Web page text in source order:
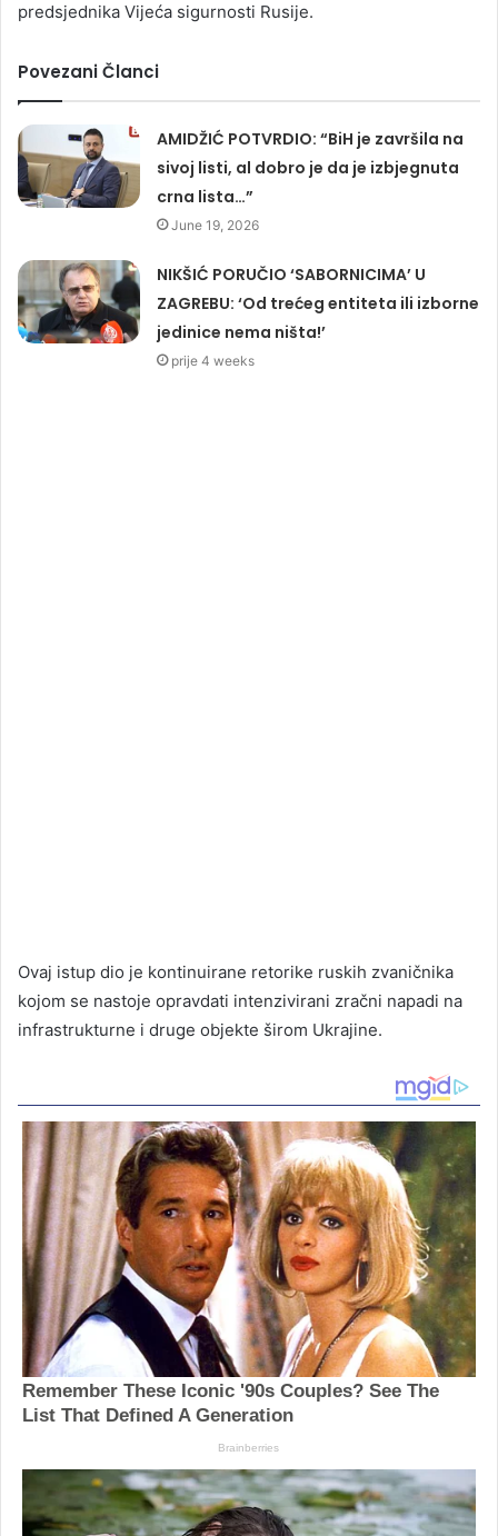
predsjednika Vijeća sigurnosti Rusije.
Povezani Članci
AMIDŽIĆ POTVRDIO: “BiH je završila na
sivoj listi, al dobro je da je izbjegnuta
crna lista…”
June 19, 2026
NIKŠIĆ PORUČIO ‘SABORNICIMA’ U
ZAGREBU: ‘Od trećeg entiteta ili izborne
jedinice nema ništa!’
prije 4 weeks
Ovaj istup dio je kontinuirane retorike ruskih zvaničnika
kojom se nastoje opravdati intenzivirani zračni napadi na
infrastrukturne i druge objekte širom Ukrajine.